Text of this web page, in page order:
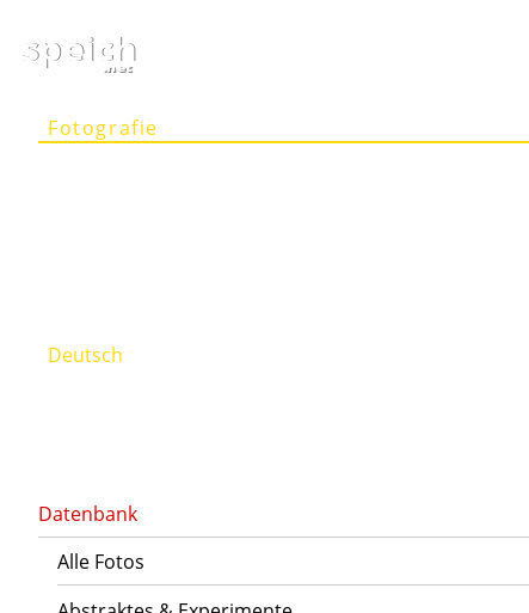
speich
.net
Fotografie
Deutsch
Datenbank
Alle Fotos